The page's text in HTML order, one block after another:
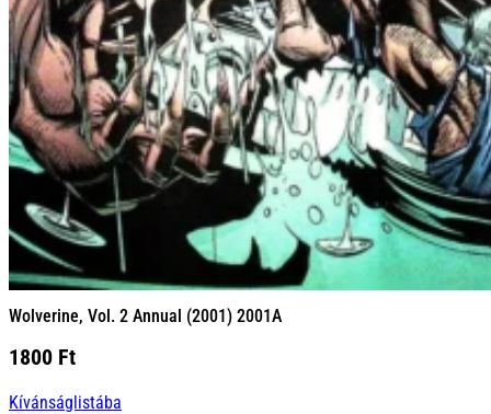
Wolverine, Vol. 2 Annual (2001) 2001A
1800 Ft
Kívánságlistába